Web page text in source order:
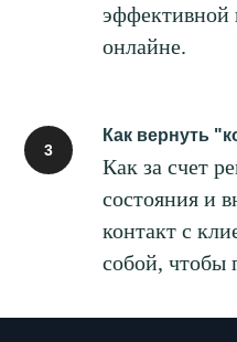
онлайне.
Как вернуть
Как за счет
состояния и
контакт с
собой, чтобы